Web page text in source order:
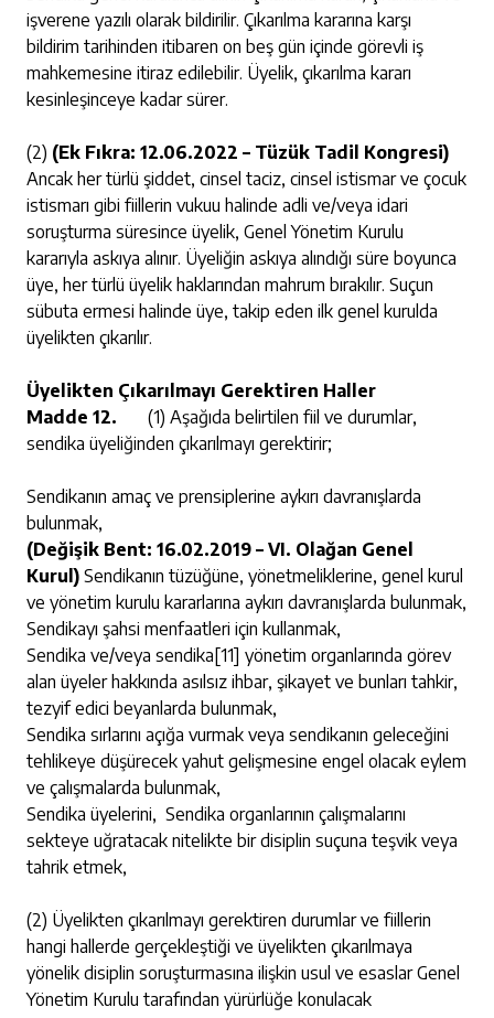
işverene yazılı olarak bildirilir. Çıkarılma kararına karşı
bildirim tarihinden itibaren on beş gün içinde görevli iş
mahkemesine itiraz edilebilir. Üyelik, çıkarılma kararı
kesinleşinceye kadar sürer.
(2) (Ek Fıkra: 12.06.2022 – Tüzük Tadil Kongresi)
Ancak her türlü şiddet, cinsel taciz, cinsel istismar ve çocuk
istismarı gibi fiillerin vukuu halinde adli ve/veya idari
soruşturma süresince üyelik, Genel Yönetim Kurulu
kararıyla askıya alınır. Üyeliğin askıya alındığı süre boyunca
üye, her türlü üyelik haklarından mahrum bırakılır. Suçun
sübuta ermesi halinde üye, takip eden ilk genel kurulda
üyelikten çıkarılır.
Üyelikten Çıkarılmayı Gerektiren Haller
Madde 12. (1) Aşağıda belirtilen fiil ve durumlar,
sendika üyeliğinden çıkarılmayı gerektirir;
Sendikanın amaç ve prensiplerine aykırı davranışlarda
bulunmak,
(Değişik Bent: 16.02.2019 – VI. Olağan Genel
Kurul) Sendikanın tüzüğüne, yönetmeliklerine, genel kurul
ve yönetim kurulu kararlarına aykırı davranışlarda bulunmak,
Sendikayı şahsi menfaatleri için kullanmak,
Sendika ve/veya sendika [11] yönetim organlarında görev
alan üyeler hakkında asılsız ihbar, şikayet ve bunları tahkir,
tezyif edici beyanlarda bulunmak,
Sendika sırlarını açığa vurmak veya sendikanın geleceğini
tehlikeye düşürecek yahut gelişmesine engel olacak eylem
ve çalışmalarda bulunmak,
Sendika üyelerini, Sendika organlarının çalışmalarını
sekteye uğratacak nitelikte bir disiplin suçuna teşvik veya
tahrik etmek,
(2) Üyelikten çıkarılmayı gerektiren durumlar ve fiillerin
hangi hallerde gerçekleştiği ve üyelikten çıkarılmaya
yönelik disiplin soruşturmasına ilişkin usul ve esaslar Genel
Yönetim Kurulu tarafından yürürlüğe konulacak